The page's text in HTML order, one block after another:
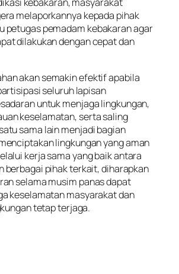
melaporkannya kepada pihak
petugas pemadam kebakaran agar
dilakukan dengan cepat dan
akan semakin efektif apabila
seluruh lapisan
untuk menjaga lingkungan,
keselamatan, serta saling
sama lain menjadi bagian
lingkungan yang aman
kerja sama yang baik antara
berbagai pihak terkait, diharapkan
selama musim panas dapat
keselamatan masyarakat dan
tetap terjaga.